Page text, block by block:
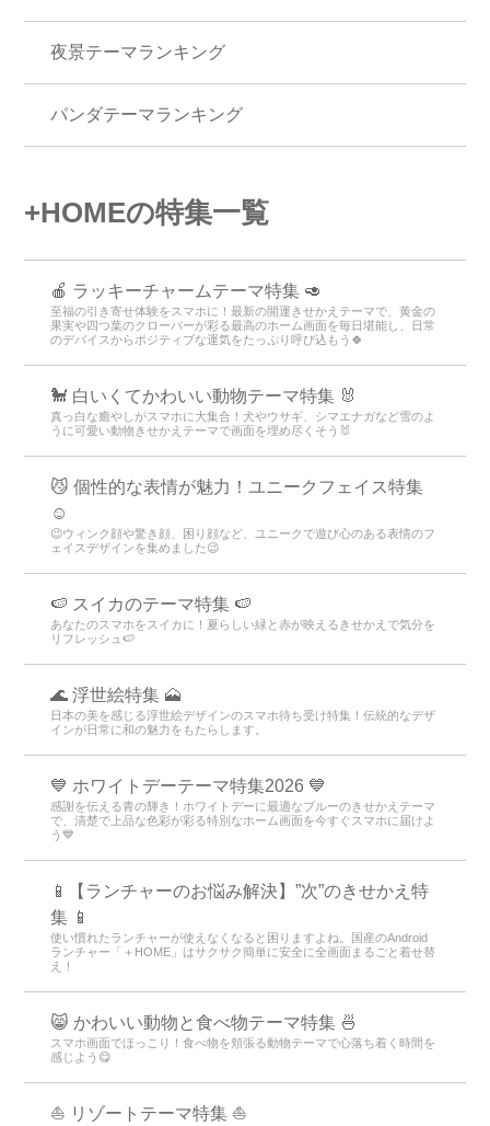
夜景テーマランキング
パンダテーマランキング
+HOMEの特集一覧
🍎 ラッキーチャームテーマ特集 🥑
至福の引き寄せ体験をスマホに！最新の開運きせかえテーマで、黄金の
果実や四つ葉のクローバーが彩る最高のホーム画面を毎日堪能し、日常
のデバイスからポジティブな運気をたっぷり呼び込もう🍀
🐩 白いくてかわいい動物テーマ特集 🐰
真っ白な癒やしがスマホに大集合！犬やウサギ、シマエナガなど雪のよ
うに可愛い動物きせかえテーマで画面を埋め尽くそう🐰
😼 個性的な表情が魅力！ユニークフェイス特集
☺️
😉ウィンク顔や驚き顔、困り顔など、ユニークで遊び心のある表情のフ
ェイスデザインを集めました😉
🍉 スイカのテーマ特集 🍉
あなたのスマホをスイカに！夏らしい緑と赤が映えるきせかえで気分を
リフレッシュ🍉
🌊 浮世絵特集 🗻
日本の美を感じる浮世絵デザインのスマホ待ち受け特集！伝統的なデザ
インが日常に和の魅力をもたらします。
💙 ホワイトデーテーマ特集2026 💙
感謝を伝える青の輝き！ホワイトデーに最適なブルーのきせかえテーマ
で、清楚で上品な色彩が彩る特別なホーム画面を今すぐスマホに届けよ
う💙
📱【ランチャーのお悩み解決】”次”のきせかえ特
集 📱
使い慣れたランチャーが使えなくなると困りますよね。国産のAndroid
ランチャー「＋HOME」はサクサク簡単に安全に全画面まるごと着せ替
え！
😸 かわいい動物と食べ物テーマ特集 🍜
スマホ画面でほっこり！食べ物を頬張る動物テーマで心落ち着く時間を
感じよう😋
⛵ リゾートテーマ特集 ⛵